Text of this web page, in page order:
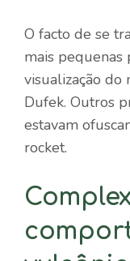
O facto de se
mais
visualização do
Dufek. Outros
estavam
rocket.